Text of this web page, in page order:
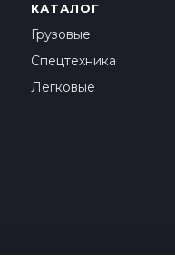
КАТАЛОГ
Грузовые
Спецтехника
Легковые